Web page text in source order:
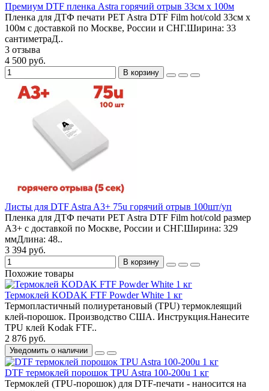
Премиум DTF пленка Astra горячий отрыв 33см х 100м
Пленка для ДТФ печати PET Astra DTF Film hot/cold 33см х
100м с доставкой по Москве, России и СНГ.Ширина: 33
сантиметраД..
3 отзыва
4 500 руб.
В корзину
Листы для DTF Astra A3+ 75u горячий отрыв 100шт/уп
Пленка для ДТФ печати PET Astra DTF Film hot/cold размер
А3+ с доставкой по Москве, России и СНГ.Ширина: 329
ммДлина: 48..
3 394 руб.
В корзину
Похожие товары
Термоклей KODAK FTF Powder White 1 кг
Термопластичный полиуретановый (TPU) термоклеящий
клей-порошок. Производство США. Инструкция.Нанесите
TPU клей Kodak FTF..
2 876 руб.
Уведомить о наличии
DTF термоклей порошок TPU Astra 100-200u 1 кг
Термоклей (TPU-порошок) для DTF-печати - наносится на